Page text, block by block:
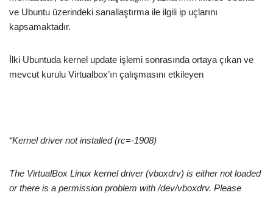
ve Ubuntu üzerindeki sanallaştırma ile ilgili ip uçlarını
kapsamaktadır.
İlki Ubuntuda kernel update işlemi sonrasında ortaya çıkan ve
mevcut kurulu Virtualbox’ın çalışmasını etkileyen
“Kernel driver not installed (rc=-1908)
The VirtualBox Linux kernel driver (vboxdrv) is either not loaded
or there is a permission problem with /dev/vboxdrv. Please